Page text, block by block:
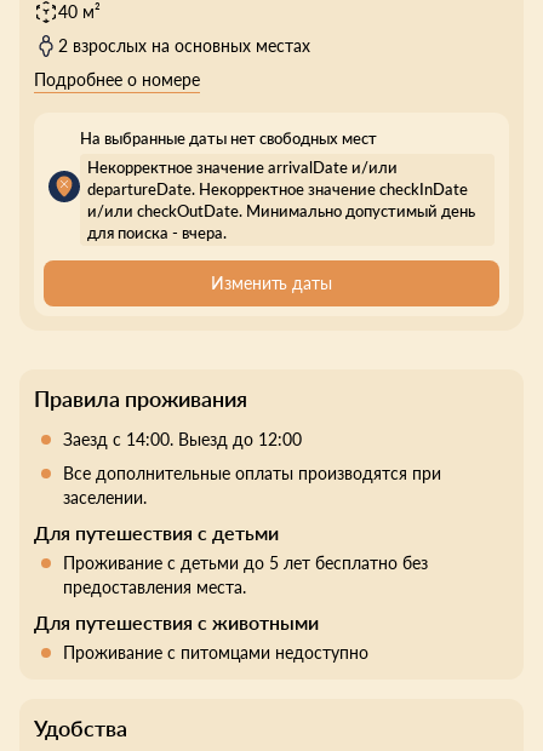
40 м²
2 взрослых на основных местах
Подробнее о номере
На выбранные даты нет свободных мест
Некорректное значение arrivalDate и/или
departureDate. Некорректное значение checkInDate
и/или checkOutDate. Минимально допустимый день
для поиска - вчера.
Изменить даты
Правила проживания
Заезд с 14:00. Выезд до 12:00
Все дополнительные оплаты производятся при
заселении.
Для путешествия с детьми
Проживание с детьми до 5 лет бесплатно без
предоставления места.
Для путешествия с животными
Проживание с питомцами недоступно
Удобства